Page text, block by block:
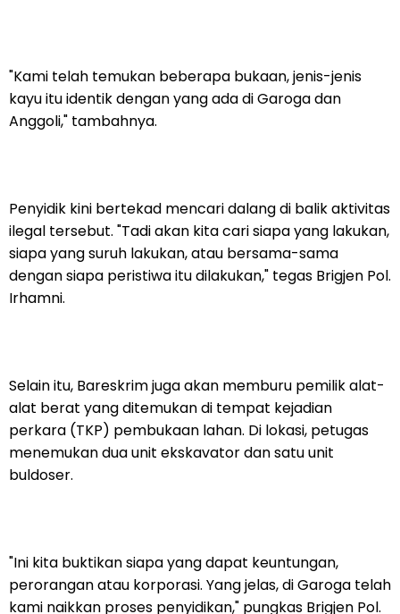
"Kami telah temukan beberapa bukaan, jenis-jenis
kayu itu identik dengan yang ada di Garoga dan
Anggoli," tambahnya.
Penyidik kini bertekad mencari dalang di balik aktivitas
ilegal tersebut. "Tadi akan kita cari siapa yang lakukan,
siapa yang suruh lakukan, atau bersama-sama
dengan siapa peristiwa itu dilakukan," tegas Brigjen Pol.
Irhamni.
Selain itu, Bareskrim juga akan memburu pemilik alat-
alat berat yang ditemukan di tempat kejadian
perkara (TKP) pembukaan lahan. Di lokasi, petugas
menemukan dua unit ekskavator dan satu unit
buldoser.
"Ini kita buktikan siapa yang dapat keuntungan,
perorangan atau korporasi. Yang jelas, di Garoga telah
kami naikkan proses penyidikan," pungkas Brigjen Pol.